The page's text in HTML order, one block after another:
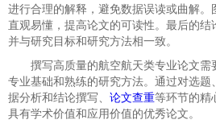
进行合理的解释，避免数据误读或曲解。
直观易懂，提高论文的可读性。最后的结
并与研究目标和研究方法相一致。
撰写高质量的航空航天类专业论文需
专业基础和熟练的研究方法。通过对选题
据分析和结论撰写、 论文查重等环节的精
具有学术价值和应用价值的优秀论文。